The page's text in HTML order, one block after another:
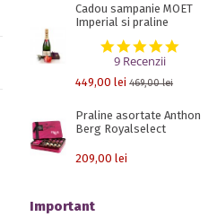
Cadou sampanie MOET
Imperial si praline
5.0
9 Recenzii
449,00 lei 469,00 lei
Praline asortate Anthon
Berg Royalselect
209,00 lei
Important